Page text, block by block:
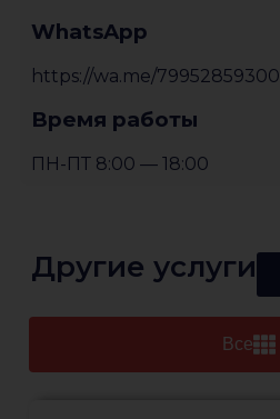
WhatsApp
https://wa.me/79952859300
Время работы
ПН-ПТ 8:00 — 18:00
Другие услуги
Все